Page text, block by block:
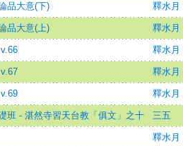
品大意(下) 釋水月
品大意(上) 釋水月
釋水月
釋水月
釋水月
班 - 湛然寺習天台教「俱文」之十 三五
釋水月